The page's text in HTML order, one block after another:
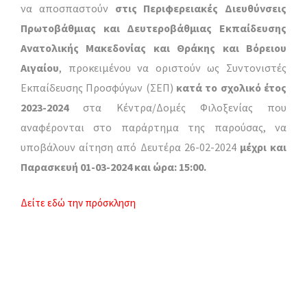
να αποσπαστούν στις Περιφερειακές Διευθύνσεις
Πρωτοβάθμιας και Δευτεροβάθμιας Εκπαίδευσης
Ανατολικής Μακεδονίας και Θράκης και Βόρειου
Αιγαίου, προκειμένου να οριστούν ως Συντονιστές
Εκπαίδευσης Προσφύγων (ΣΕΠ) κατά το σχολικό έτος
2023-2024στα Κέντρα/Δομές Φιλοξενίας που
αναφέρονται στο παράρτημα της παρούσας, να
υποβάλουν αίτηση από Δευτέρα 26-02-2024μέχρι και
Παρασκευή 01-03-2024 και ώρα: 15:00.
Δείτε εδώ την πρόσκληση